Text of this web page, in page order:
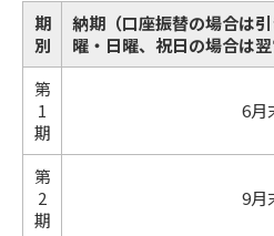
期
別
納期（口座振替の場合は
曜・日曜、祝日の場合は翌
第
1
期
6月
第
2
期
9月